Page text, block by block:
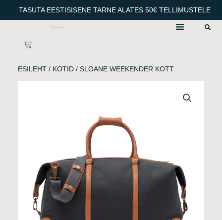
to
TASUTA EESTISISENE TARNE ALATES 50€ TELLIMUSTELE
CART
ESILEHT / KOTID / SLOANE WEEKENDER KOTT